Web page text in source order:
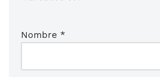
Nombre *